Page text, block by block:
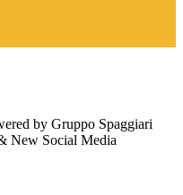
by Gruppo Spaggiari
New Social Media